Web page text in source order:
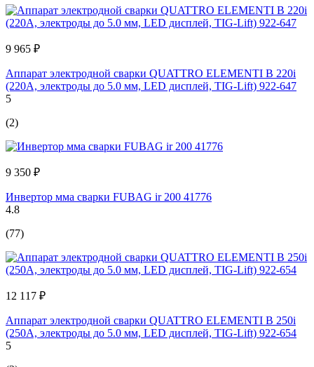
9 965 ₽
Аппарат электродной сварки QUATTRO ELEMENTI B 220i
(220А, электроды до 5.0 мм, LED дисплей, TIG-Lift) 922-647
5
(2)
9 350 ₽
Инвертор мма сварки FUBAG ir 200 41776
4.8
(77)
12 117 ₽
Аппарат электродной сварки QUATTRO ELEMENTI B 250i
(250А, электроды до 5.0 мм, LED дисплей, TIG-Lift) 922-654
5